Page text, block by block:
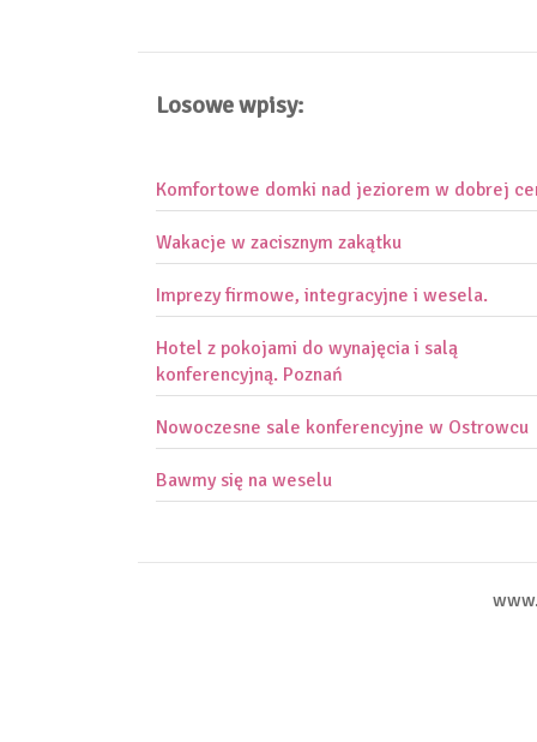
Losowe wpisy:
Komfortowe domki nad jeziorem w dobrej
Wakacje w zacisznym zakątku
Imprezy firmowe, integracyjne i wesela.
Hotel z pokojami do wynajęcia i salą
konferencyjną. Poznań
Nowoczesne sale konferencyjne w Ostrowcu
Bawmy się na weselu